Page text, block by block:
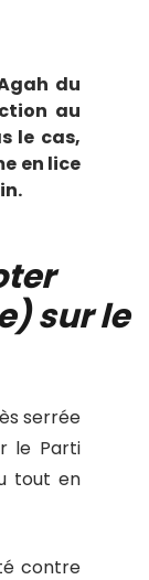
du
au
le cas,
en lice
sur le
serrée
le Parti
tout en
contre